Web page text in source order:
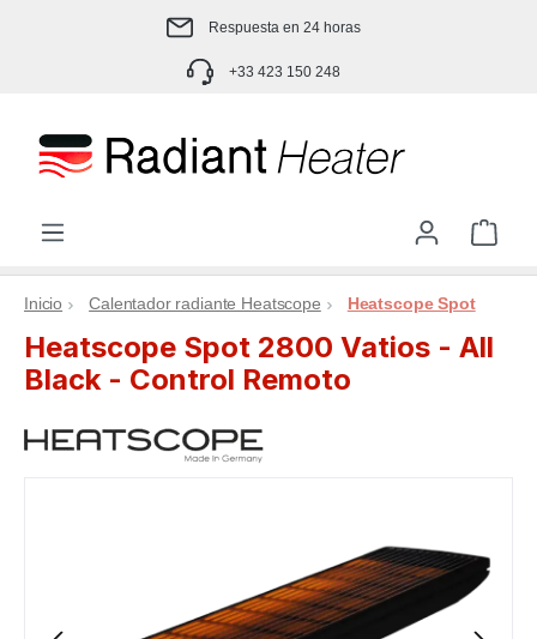
Saltar al contenido principal
Respuesta en 24 horas
+33 423 150 248
El
Inicio Calentador radiante Heatscope Heatscope Spot
Heatscope Spot 2800 Vatios - All
Black - Control Remoto